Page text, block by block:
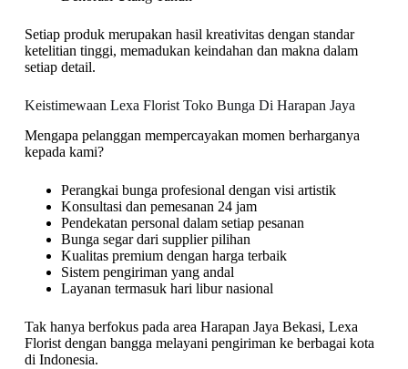
Setiap produk merupakan hasil kreativitas dengan standar
ketelitian tinggi, memadukan keindahan dan makna dalam
setiap detail.
Keistimewaan Lexa Florist Toko Bunga Di Harapan Jaya
Mengapa pelanggan mempercayakan momen berharganya
kepada kami?
Perangkai bunga profesional dengan visi artistik
Konsultasi dan pemesanan 24 jam
Pendekatan personal dalam setiap pesanan
Bunga segar dari supplier pilihan
Kualitas premium dengan harga terbaik
Sistem pengiriman yang andal
Layanan termasuk hari libur nasional
Tak hanya berfokus pada area Harapan Jaya Bekasi, Lexa
Florist dengan bangga melayani pengiriman ke berbagai kota
di Indonesia.